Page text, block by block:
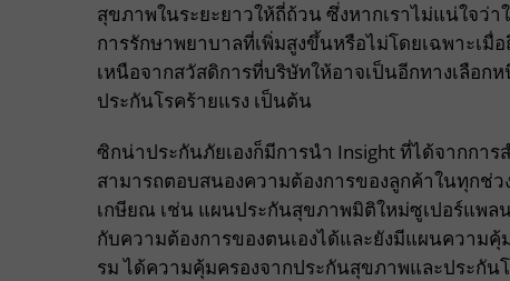
สุขภาพในระยะยาวให้ถี่ถ้วน ซึ่งหากเราไม่แน่ใจว่
การรักษาพยาบาลที่เพิ่มสูงขึ้นหรือไม่โดยเฉพาะเ
เหนือจากสวัสดิการที่บริษัทให้อาจเป็นอีกทางเลือ
ประกันโรคร้ายแรง เป็นต้น
ซิกน่าประกันภัยเองก็มีการนำ Insight ที่ได้จากก
สามารถตอบสนองความต้องการของลูกค้าในทุกช่ว
เกษียณ เช่น แผนประกันสุขภาพมิติใหม่ซูเปอร์แพล
กับความต้องการของตนเองได้และยังมีแผนความ
รม ได้ความคุ้มครองจากประกันสุขภาพและประกั